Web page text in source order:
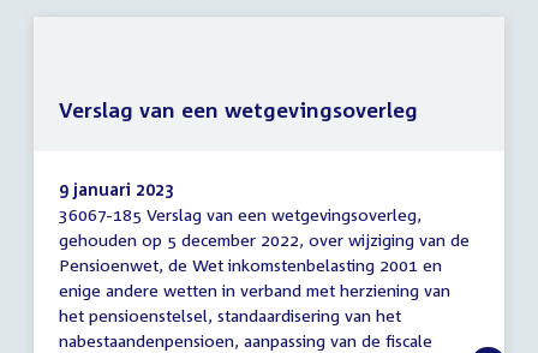
Verslag
van
een
wetgevingsoverleg
9 januari 2023
36067-185 Verslag van een wetgevingsoverleg,
gehouden op 5 december 2022, over wijziging van de
Pensioenwet, de Wet inkomstenbelasting 2001 en
enige andere wetten in verband met herziening van
het pensioenstelsel, standaardisering van het
nabestaandenpensioen, aanpassing van de fiscale
Verslag van een wetgevingsoverleg